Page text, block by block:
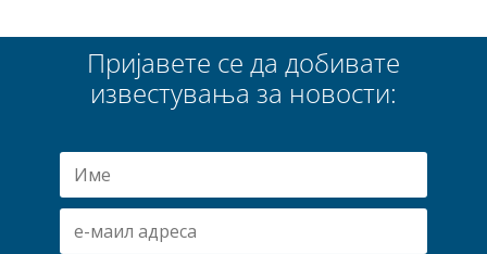
Пријавете се да добивате
известувања за новости: